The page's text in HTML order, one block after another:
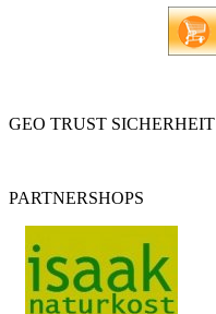
GEO TRUST SICHERHEIT
PARTNERSHOPS